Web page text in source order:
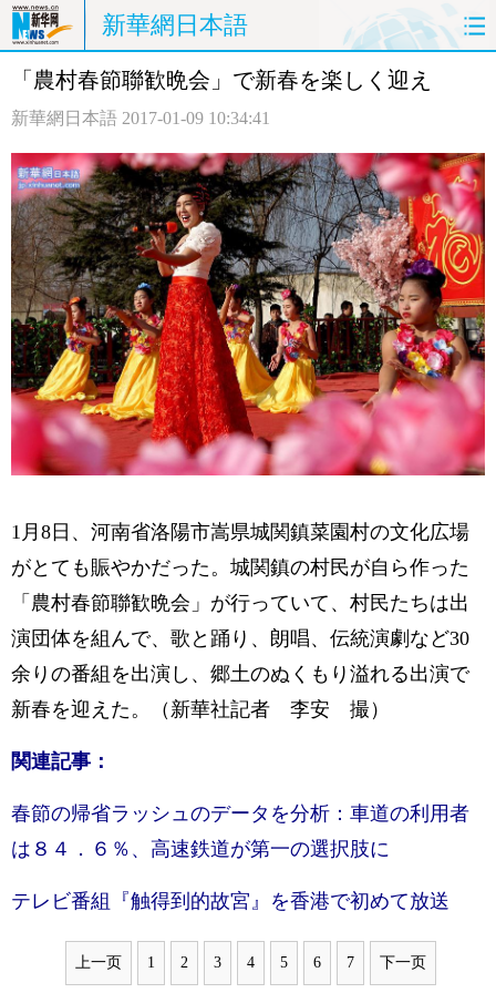
新華網日本語
ホームページ 政治 経済
観光 評論 写真
中日対訳
「農村春節聯歓晩会」で新春を楽しく迎え
新華網日本語 2017-01-09 10:34:41
1月8日、河南省洛陽市嵩県城関鎮菜園村の文化広場
がとても賑やかだった。城関鎮の村民が自ら作った
「農村春節聯歓晩会」が行っていて、村民たちは出
演団体を組んで、歌と踊り、朗唱、伝統演劇など30
余りの番組を出演し、郷土のぬくもり溢れる出演で
新春を迎えた。（新華社記者 李安 撮）
関連記事：
春節の帰省ラッシュのデータを分析：車道の利用者
は８４．６％、高速鉄道が第一の選択肢に
テレビ番組『触得到的故宮』を香港で初めて放送
上一页 1 2 3 4 5 6 7 下一页